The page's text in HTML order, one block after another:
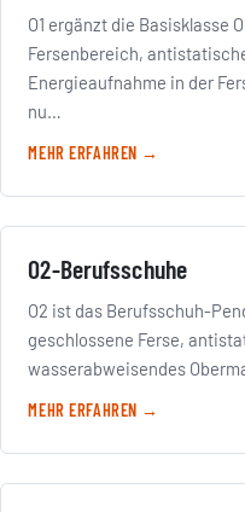
O1 ergänzt die Basisklasse
Fersenbereich,
Energieaufnahme in der
nu…
MEHR ERFAHREN →
O2-Berufsschuhe
O2 ist das Berufsschuh-
geschlossene Ferse,
wasserabweisendes
MEHR ERFAHREN →